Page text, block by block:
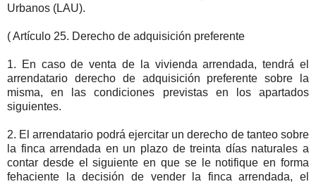
Urbanos (LAU).
( Artículo 25. Derecho de adquisición preferente
1. En caso de venta de la vivienda arrendada, tendrá el
arrendatario derecho de adquisición preferente sobre la
misma, en las condiciones previstas en los apartados
siguientes.
2. El arrendatario podrá ejercitar un derecho de tanteo sobre
la finca arrendada en un plazo de treinta días naturales a
contar desde el siguiente en que se le notifique en forma
fehaciente la decisión de vender la finca arrendada, el